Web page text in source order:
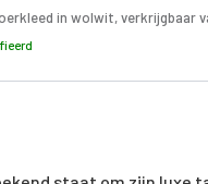
in wolwit, verkrijgbaar